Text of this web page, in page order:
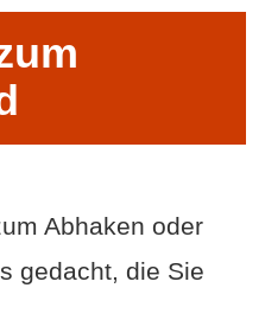
Abhaken oder
gedacht, die Sie